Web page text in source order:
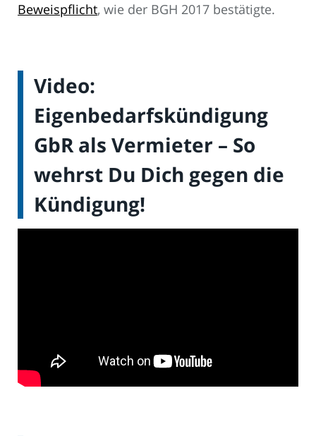
Beweispflicht, wie der BGH 2017 bestätigte.
Video:
Eigenbedarfskündigung
GbR als Vermieter – So
wehrst Du Dich gegen die
Kündigung!